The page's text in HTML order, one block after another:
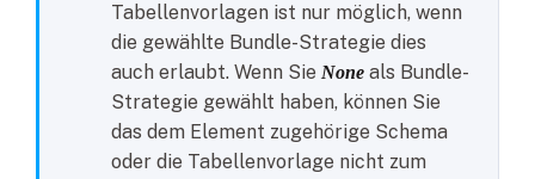
Tabellenvorlagen ist nur möglich, wenn
die gewählte Bundle-Strategie dies
auch erlaubt. Wenn Sie None als Bundle-
Strategie gewählt haben, können Sie
das dem Element zugehörige Schema
oder die Tabellenvorlage nicht zum